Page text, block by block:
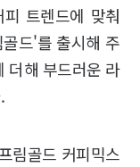
트렌드에 맞춰
드'를 출시해 주
더해 부드러운 라
림골드 커피믹스